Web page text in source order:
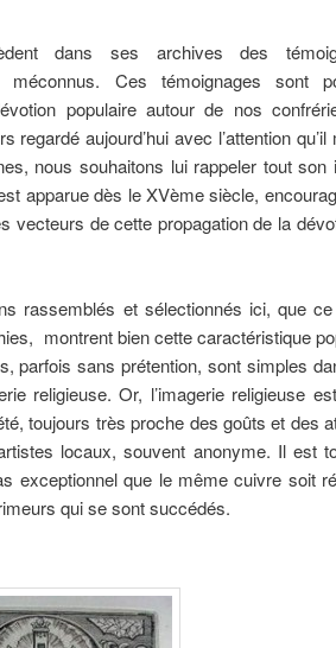
dans ses archives des
méconnus. Ces témoignages sont
populaire autour de nos
regardé aujourd’hui avec l’attention qu’il
nous souhaitons lui rappeler tout son
apparue dès le XVème siècle,
vecteurs de cette propagation de la
rassemblés et sélectionnés ici, que
montrent bien cette caractéristique
parfois sans prétention, sont simples
religieuse. Or, l’imagerie religieuse
toujours très proche des goûts et des
locaux, souvent anonyme. Il est
exceptionnel que le même cuivre soit
qui se sont succédés.